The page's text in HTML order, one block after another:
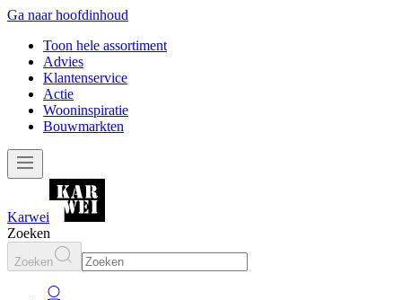
Ga naar hoofdinhoud
Toon hele assortiment
Advies
Klantenservice
Actie
Wooninspiratie
Bouwmarkten
Karwei
Zoeken
Zoeken